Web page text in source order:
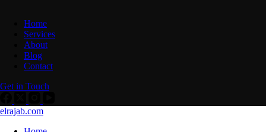
Home
Services
About
Blog
Contact
Get in Touch
elrajab.com